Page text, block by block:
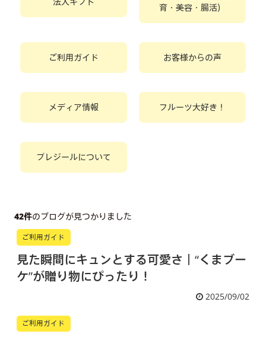
育・美容・腸活）
ご利用ガイド お客様からの声
メディア情報 フルーツ大好き！
プレジールについて
42件のブログが見つかりました
ご利用ガイド
見た瞬間にキュンとする可愛さ｜“くまブー
ケ”が贈り物にぴったり！
2025/09/02
ご利用ガイド